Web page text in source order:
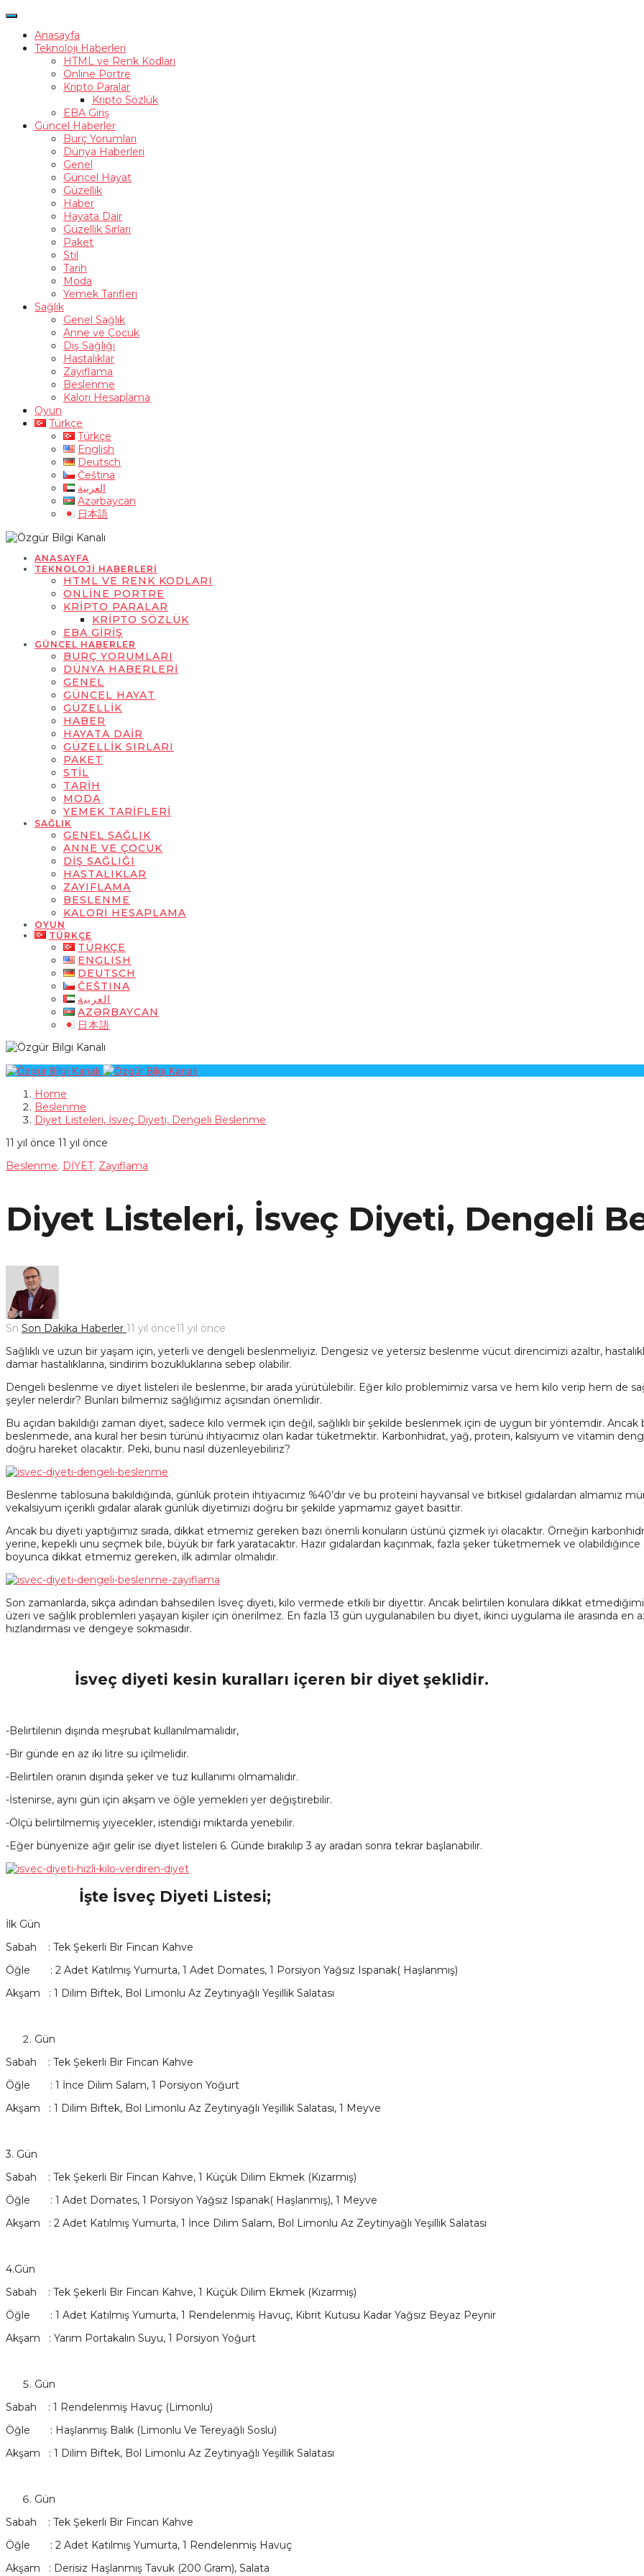
Anasayfa
Teknoloji Haberleri
HTML ve Renk Kodları
Online Portre
Kripto Paralar
Kripto Sözlük
EBA Giriş
Güncel Haberler
Burç Yorumları
Dünya Haberleri
Genel
Güncel Hayat
Güzellik
Haber
Hayata Dair
Güzellik Sırları
Paket
Stil
Tarih
Moda
Yemek Tarifleri
Sağlık
Genel Sağlık
Anne ve Çocuk
Diş Sağlığı
Hastalıklar
Zayıflama
Beslenme
Kalori Hesaplama
Oyun
Türkçe
Türkçe
English
Deutsch
Čeština
العربية
Azərbaycan
日本語
ANASAYFA
TEKNOLOJI HABERLERI
HTML VE RENK KODLARI
ONLINE PORTRE
KRIPTO PARALAR
KRIPTO SÖZLÜK
EBA GIRIŞ
GÜNCEL HABERLER
BURÇ YORUMLARI
DÜNYA HABERLERI
GENEL
GÜNCEL HAYAT
GÜZELLIK
HABER
HAYATA DAIR
GÜZELLIK SIRLARI
PAKET
STIL
TARIH
MODA
YEMEK TARIFLERI
SAĞLIK
GENEL SAĞLIK
ANNE VE ÇOCUK
DIŞ SAĞLIĞI
HASTALIKLAR
ZAYIFLAMA
BESLENME
KALORI HESAPLAMA
OYUN
TÜRKÇE
TÜRKÇE
ENGLISH
DEUTSCH
ČEŠTINA
العربية
AZƏRBAYCAN
日本語
Home
Beslenme
Diyet Listeleri, İsveç Diyeti, Dengeli Beslenme
11 yıl önce 11 yıl önce
Beslenme, DİYET, Zayıflama
Diyet Listeleri, İsveç Diyeti, Dengeli
Sn Son Dakika Haberler 11 yıl önce11 yıl önce
Sağlıklı ve uzun bir yaşam için, yeterli ve dengeli beslenmeliyiz. Dengesiz ve yetersiz beslenme vücut direncimizi azaltır,
damar hastalıklarına, sindirim bozukluklarına sebep olabilir.
Dengeli beslenme ve diyet listeleri ile beslenme, bir arada yürütülebilir. Eğer kilo problemimiz varsa ve hem kilo verip hem de
şeyler nelerdir? Bunları bilmemiz sağlığımız açısından önemlidir.
Bu açıdan bakıldığı zaman diyet, sadece kilo vermek için değil, sağlıklı bir şekilde beslenmek için de uygun bir yöntemdir. Ancak
beslenmede, ana kural her besin türünü ihtiyacımız olan kadar tüketmektir. Karbonhidrat, yağ, protein, kalsiyum ve vitamin
doğru hareket olacaktır. Peki, bunu nasıl düzenleyebiliriz?
Beslenme tablosuna bakıldığında, günlük protein ihtiyacımız %40’dır ve bu proteini hayvansal ve bitkisel gıdalardan almamız
vekalsiyum içerikli gıdalar alarak günlük diyetimizi doğru bir şekilde yapmamız gayet basittir.
Ancak bu diyeti yaptığımız sırada, dikkat etmemiz gereken bazı önemli konuların üstünü çizmek iyi olacaktır. Örneğin
yerine, kepekli unu seçmek bile, büyük bir fark yaratacaktır. Hazır gıdalardan kaçınmak, fazla şeker tüketmemek ve
boyunca dikkat etmemiz gereken, ilk adımlar olmalıdır.
Son zamanlarda, sıkça adından bahsedilen İsveç diyeti, kilo vermede etkili bir diyettir. Ancak belirtilen konulara dikkat
üzeri ve sağlık problemleri yaşayan kişiler için önerilmez. En fazla 13 gün uygulanabilen bu diyet, ikinci uygulama ile arasında en
hızlandırması ve dengeye sokmasıdır.
İsveç diyeti kesin kuralları içeren bir diyet şeklidir.
-Belirtilenin dışında meşrubat kullanılmamalıdır,
-Bir günde en az iki litre su içilmelidir.
-Belirtilen oranın dışında şeker ve tuz kullanımı olmamalıdır.
-İstenirse, aynı gün için akşam ve öğle yemekleri yer değiştirebilir.
-Ölçü belirtilmemiş yiyecekler, istendiği miktarda yenebilir.
-Eğer bünyenize ağır gelir ise diyet listeleri 6. Günde bırakılıp 3 ay aradan sonra tekrar başlanabilir.
İşte İsveç Diyeti Listesi;
İlk Gün
Sabah : Tek Şekerli Bir Fincan Kahve
Öğle : 2 Adet Katılmış Yumurta, 1 Adet Domates, 1 Porsiyon Yağsız Ispanak( Haşlanmış)
Akşam : 1 Dilim Biftek, Bol Limonlu Az Zeytinyağlı Yeşillik Salatası
Gün
Sabah : Tek Şekerli Bir Fincan Kahve
Öğle : 1 İnce Dilim Salam, 1 Porsiyon Yoğurt
Akşam : 1 Dilim Biftek, Bol Limonlu Az Zeytinyağlı Yeşillik Salatası, 1 Meyve
3. Gün
Sabah : Tek Şekerli Bir Fincan Kahve, 1 Küçük Dilim Ekmek (Kızarmış)
Öğle : 1 Adet Domates, 1 Porsiyon Yağsız Ispanak( Haşlanmış), 1 Meyve
Akşam : 2 Adet Katılmış Yumurta, 1 İnce Dilim Salam, Bol Limonlu Az Zeytinyağlı Yeşillik Salatası
4.Gün
Sabah : Tek Şekerli Bir Fincan Kahve, 1 Küçük Dilim Ekmek (Kızarmış)
Öğle : 1 Adet Katılmış Yumurta, 1 Rendelenmiş Havuç, Kibrit Kutusu Kadar Yağsız Beyaz Peynir
Akşam : Yarım Portakalın Suyu, 1 Porsiyon Yoğurt
Gün
Sabah : 1 Rendelenmiş Havuç (Limonlu)
Öğle : Haşlanmış Balık (Limonlu Ve Tereyağlı Soslu)
Akşam : 1 Dilim Biftek, Bol Limonlu Az Zeytinyağlı Yeşillik Salatası
Gün
Sabah : Tek Şekerli Bir Fincan Kahve
Öğle : 2 Adet Katılmış Yumurta, 1 Rendelenmiş Havuç
Akşam : Derisiz Haşlanmış Tavuk (200 Gram), Salata